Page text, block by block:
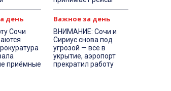
день
Сочи
приёмные
Важное за день
ВНИМАНИЕ: Сочи и
Сириус снова под
угрозой — все в
укрытие, аэропорт
прекратил работу